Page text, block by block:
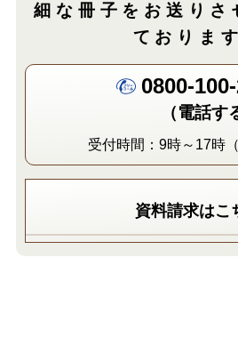
細な冊子をお送りさ
ておりま
0800-
（電話す
受付時間：9時～17時
資料請求はこ